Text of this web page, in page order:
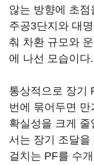
않는 방향에 초
주공3단지와 대
춰 차환 규모와
에 나선 모습이다.
통상적으로 장기
번에 묶어두면
확실성을 크게
서는 장기 조달
걸치는 PF를 수